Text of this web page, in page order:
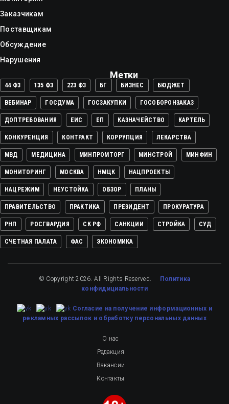
Заказчикам
Поставщикам
Обсуждение
Нарушения
Метки
44 ФЗ 135 ФЗ 223 ФЗ БГ БИЗНЕС БЮДЖЕТ
ВЕБИНАР ГОСДУМА ГОСЗАКУПКИ ГОСОБОРОНЗАКАЗ
ДОПТРЕБОВАНИЯ ЕИС ЕП КАЗНАЧЕЙСТВО КАРТЕЛЬ
КОНКУРЕНЦИЯ КОНТРАКТ КОРРУПЦИЯ ЛЕКАРСТВА
МВД МЕДИЦИНА МИНПРОМТОРГ МИНСТРОЙ МИНФИН
МОНИТОРИНГ МОСКВА НМЦК НАЦПРОЕКТЫ
НАЦРЕЖИМ НЕУСТОЙКА ОБЗОР ПЛАНЫ
ПРАВИТЕЛЬСТВО ПРАКТИКА ПРЕЗИДЕНТ ПРОКУРАТУРА
РНП РОСГВАРДИЯ СК РФ САНКЦИИ СТРОЙКА СУД
СЧЕТНАЯ ПАЛАТА ФАС ЭКОНОМИКА
© Copyright 2026. All Rights Reserved. Политика
конфидициальности
Cогласие на получение информационных и
рекламных рассылок и обработку персональных данных
О нас
Редакция
Вакансии
Контакты